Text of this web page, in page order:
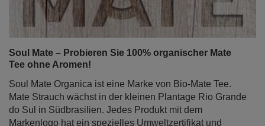
Soul Mate – Probieren Sie 100% organischer Mate
Tee ohne Aromen!
Soul Mate Organica ist eine Marke von Bio-Mate Tee.
Mate Strauch wächst in der kleinen Plantage Rio Grande
do Sul in Südbrasilien. Jedes Produkt mit dem
Markenlogo hat ein spezielles Umweltzertifikat und